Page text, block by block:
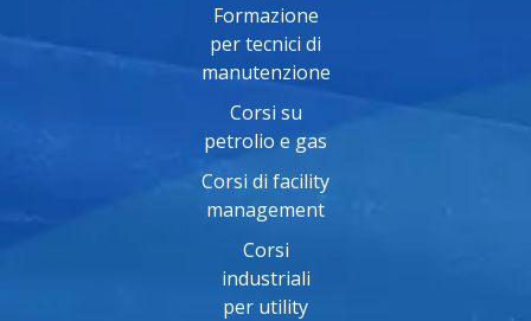
Formazione
per tecnici di
manutenzione
Corsi su
petrolio e gas
Corsi di facility
management
Corsi
industriali
per utility